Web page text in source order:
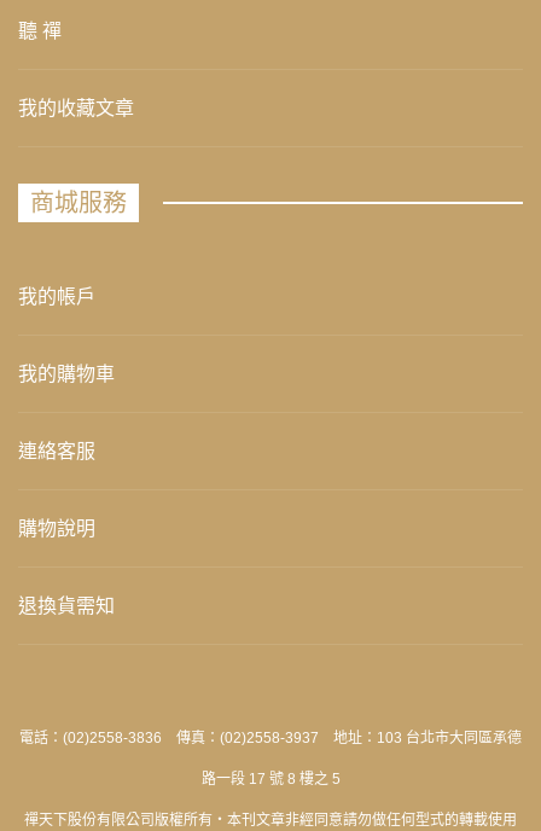
聽 禪
我的收藏文章
商城服務
我的帳戶
我的購物車
連絡客服
購物說明
退換貨需知
電話：(02)2558-3836 傳真：(02)2558-3937 地址：103 台北市大同區承德
路一段 17 號 8 樓之 5
禪天下股份有限公司版權所有‧本刊文章非經同意請勿做任何型式的轉載使用